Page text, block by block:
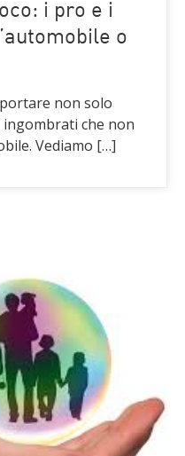
i pro e i
o
non solo
che non
Vediamo […]